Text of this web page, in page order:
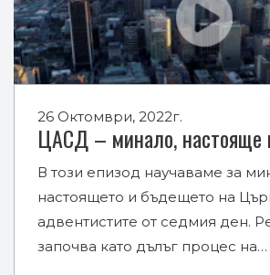
26 Октомври, 2022г.
ЦАСД – минало, настояще
В този епизод научаваме за
настоящето и бъдещето на
адвентистите от седмия ден.
започва като дълъг процес на…